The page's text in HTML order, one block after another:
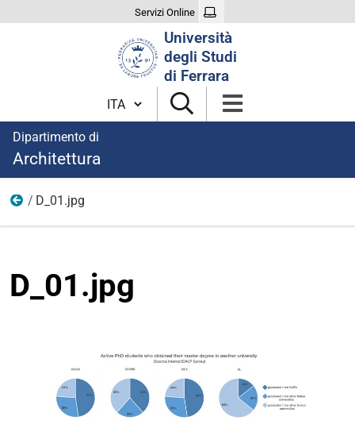
Servizi Online
Università
degli Studi
di Ferrara
Cambia lingua
Dipartimento di
Architettura
Statistiche
D_01.jpg
D_01.jpg